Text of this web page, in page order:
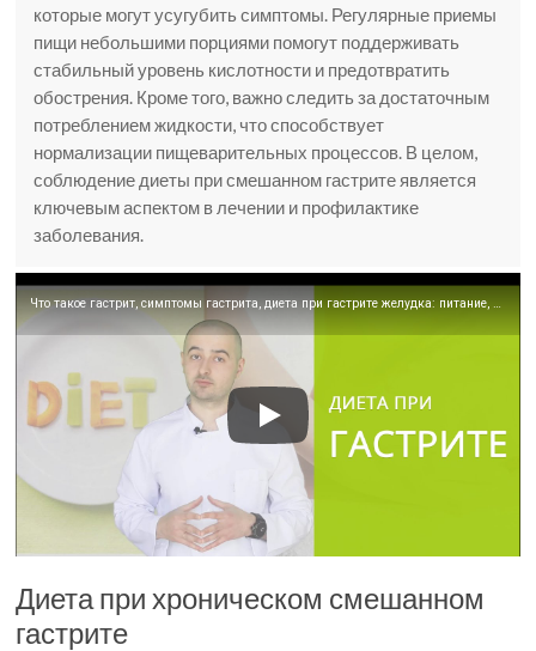
которые могут усугубить симптомы. Регулярные приемы
пищи небольшими порциями помогут поддерживать
стабильный уровень кислотности и предотвратить
обострения. Кроме того, важно следить за достаточным
потреблением жидкости, что способствует
нормализации пищеварительных процессов. В целом,
соблюдение диеты при смешанном гастрите является
ключевым аспектом в лечении и профилактике
заболевания.
Что такое гастрит, симптомы гастрита, диета при гастрите желудка: питание, меню, лечение
Диета при хроническом смешанном
гастрите